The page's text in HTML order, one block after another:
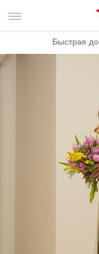
Быстрая